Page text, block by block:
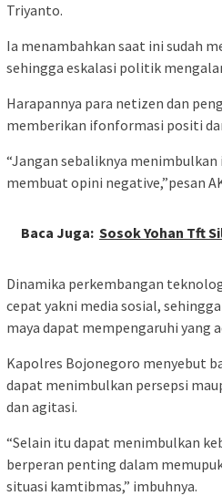
Triyanto.
Ia menambahkan saat ini sudah
sehingga eskalasi politik
Harapannya para netizen dan
memberikan ifonformasi positi
“Jangan sebaliknya
membuat opini negative,”pesan
Baca Juga: Sosok Yohan Tft
Dinamika perkembangan
cepat yakni media sosial,
maya dapat mempengaruhi yang
Kapolres Bojonegoro menyebut
dapat menimbulkan persepsi
dan agitasi.
“Selain itu dapat menimbulkan
berperan penting dalam
situasi kamtibmas,” imbuhnya.